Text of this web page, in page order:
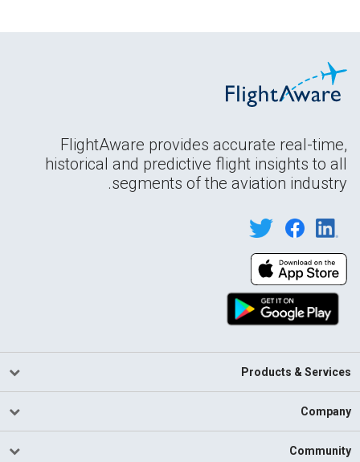
FlightAware provides accurate real-time,
historical and predictive flight insights to all
segments of the aviation industry.
Products & Services
Company
Community